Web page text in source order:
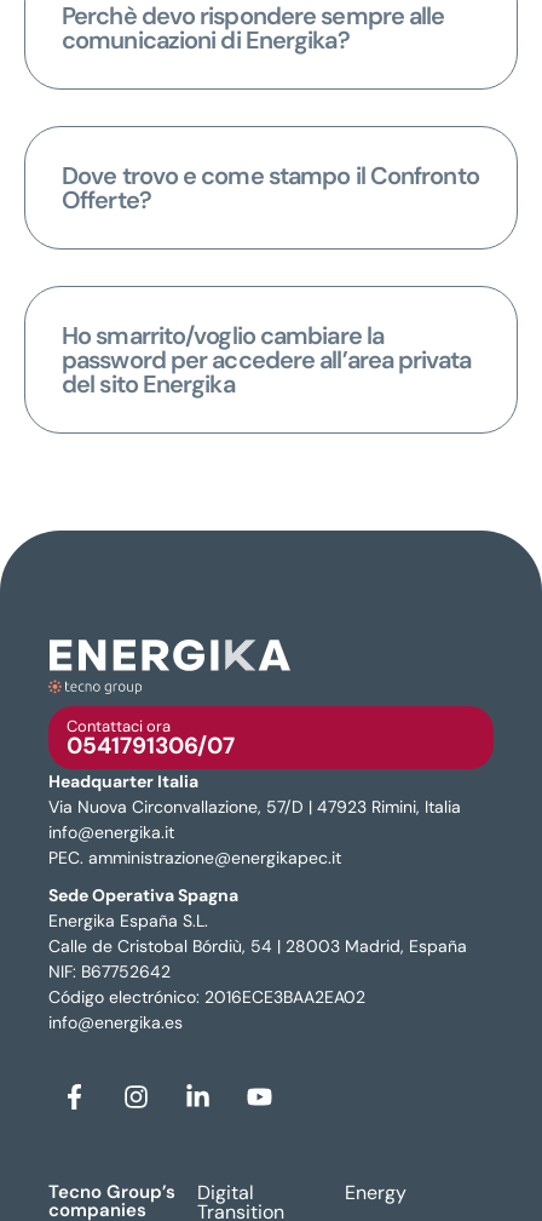
Perchè devo rispondere sempre alle
comunicazioni di Energika?
Dove trovo e come stampo il Confronto
Offerte?
Ho smarrito/voglio cambiare la
password per accedere all’area privata
del sito Energika
Contattaci ora
0541791306/07
Headquarter Italia
Via Nuova Circonvallazione, 57/D | 47923 Rimini, Italia
info@energika.it
PEC. amministrazione@energikapec.it
Sede Operativa Spagna
Energika España S.L.
Calle de Cristobal Bórdiù, 54 | 28003 Madrid, España
NIF: B67752642
Código electrónico: 2016ECE3BAA2EA02
info@energika.es
Tecno Group’s
companies
Digital
Transition
Energy